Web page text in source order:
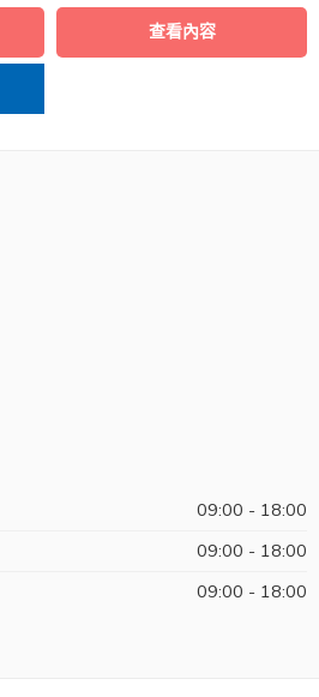
查看內容
09:00 - 18:00
09:00 - 18:00
09:00 - 18:00